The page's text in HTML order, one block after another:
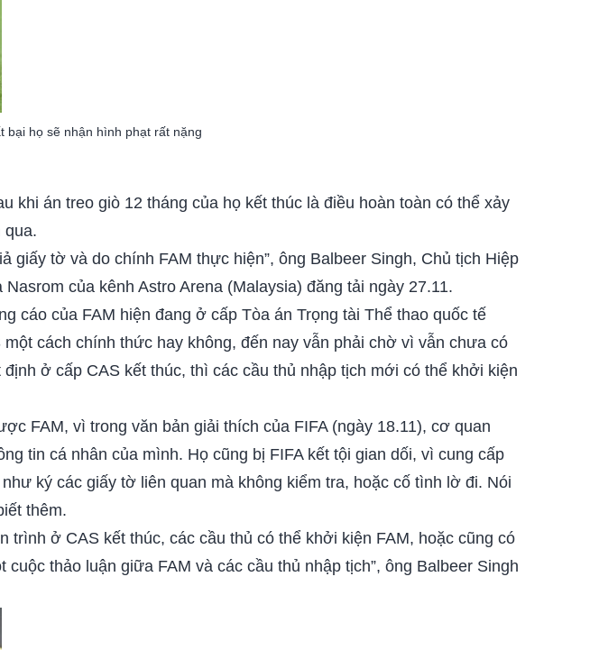
bại họ sẽ nhận hình phạt rất nặng
khi án treo giò 12 tháng của họ kết thúc là điều hoàn toàn có thể xảy
qua.
tờ và do chính FAM thực hiện”, ông Balbeer Singh, Chủ tịch Hiệp
của kênh Astro Arena (Malaysia) đăng tải ngày 27.11.
cáo của FAM hiện đang ở cấp Tòa án Trọng tài Thể thao quốc tế
cách chính thức hay không, đến nay vẫn phải chờ vì vẫn chưa có
ở cấp CAS kết thúc, thì các cầu thủ nhập tịch mới có thể khởi kiện
FAM, vì trong văn bản giải thích của FIFA (ngày 18.11), cơ quan
tin cá nhân của mình. Họ cũng bị FIFA kết tội gian dối, vì cung cấp
ký các giấy tờ liên quan mà không kiểm tra, hoặc cố tình lờ đi. Nói
thêm.
ở CAS kết thúc, các cầu thủ có thể khởi kiện FAM, hoặc cũng có
thảo luận giữa FAM và các cầu thủ nhập tịch”, ông Balbeer Singh